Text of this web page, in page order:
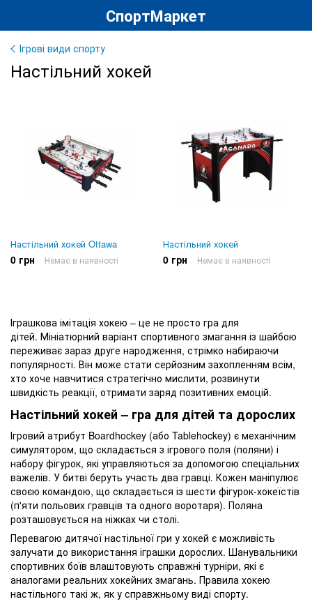
СпортМаркет
Ігрові види спорту
Настільний хокей
Настільний хокей Ottawa
0 грн Немає в наявності
Настільний хокей
0 грн Немає в наявності
Іграшкова імітація хокею – це не просто гра для
дітей. Мініатюрний варіант спортивного змагання із шайбою
переживає зараз друге народження, стрімко набираючи
популярності. Він може стати серйозним захопленням всім,
хто хоче навчитися стратегічно мислити, розвинути
швидкість реакції, отримати заряд позитивних емоцій.
Настільний хокей – гра для дітей та дорослих
Ігровий атрибут Boardhockey (або Tablehockey) є механічним
симулятором, що складається з ігрового поля (поляни) і
набору фігурок, які управляються за допомогою спеціальних
важелів. У битві беруть участь два гравці. Кожен маніпулює
своєю командою, що складається із шести фігурок-хокеїстів
(п'яти польових гравців та одного воротаря). Поляна
розташовується на ніжках чи столі.
Перевагою дитячої настільної гри у хокей є можливість
залучати до використання іграшки дорослих. Шанувальники
спортивних боїв влаштовують справжні турніри, які є
аналогами реальних хокейних змагань. Правила хокею
настільного такі ж, як у справжньому виді спорту.